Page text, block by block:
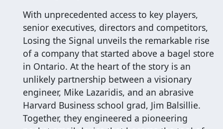
With unprecedented access to key players,
senior executives, directors and competitors,
Losing the Signal unveils the remarkable rise
of a company that started above a bagel store
in Ontario. At the heart of the story is an
unlikely partnership between a visionary
engineer, Mike Lazaridis, and an abrasive
Harvard Business school grad, Jim Balsillie.
Together, they engineered a pioneering